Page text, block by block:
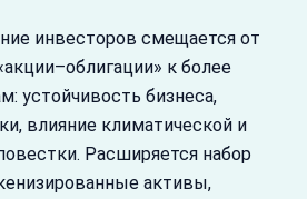
инвесторов смещается от
к более
устойчивость бизнеса,
влияние климатической и
Расширяется набор
активы,